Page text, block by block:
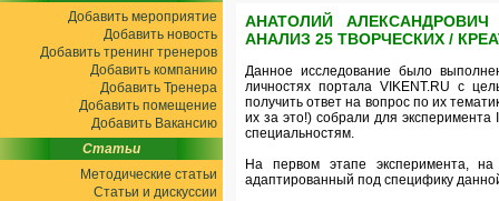
Добавить мероприятие
Добавить новость
Добавить тренинг тренеров
Добавить компанию
Добавить Тренера
Добавить помещение
Добавить Вакансию
Статьи
Методические статьи
Статьи и дискуссии
АНАТОЛИЙ АЛЕКСАНДРОВИЧ
АНАЛИЗ 25 ТВОРЧЕСКИХ /
Данное исследование было
личностях портала VIKENT.RU с
получить ответ на вопрос по их
их за это!) собрали для
специальностям.
На первом этапе эксперимента,
адаптированный под специфику